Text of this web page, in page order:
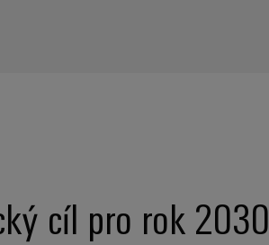
cíl pro rok 2030